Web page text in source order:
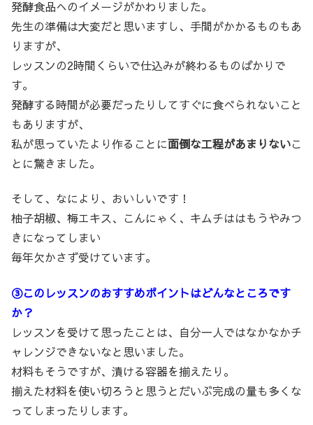
発酵食品へのイメージがかわりました。
先生の準備は大変だと思いますし、手間がかかるものもあ
りますが、
レッスンの2時間くらいで仕込みが終わるものばかりで
す。
発酵する時間が必要だったりしてすぐに食べられないこと
もありますが、
私が思っていたより作ることに面倒な工程があまりないこ
とに驚きました。
そして、なにより、おいしいです！
柚子胡椒、梅エキス、こんにゃく、キムチははもうやみつ
きになってしまい
毎年欠かさず受けています。
③このレッスンのおすすめポイントはどんなところです
か？
レッスンを受けて思ったことは、自分一人ではなかなかチ
ャレンジできないなと思いました。
材料もそうですが、漬ける容器を揃えたり。
揃えた材料を使い切ろうと思うとだいぶ完成の量も多くな
ってしまったりします。